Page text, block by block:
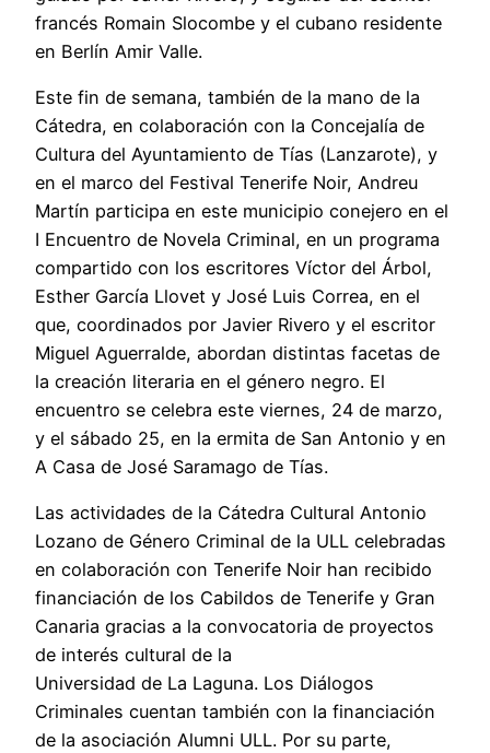
francés Romain Slocombe y el cubano residente
en Berlín Amir Valle.
Este fin de semana, también de la mano de la
Cátedra, en colaboración con la Concejalía de
Cultura del Ayuntamiento de Tías (Lanzarote), y
en el marco del Festival Tenerife Noir, Andreu
Martín participa en este municipio conejero en el
I Encuentro de Novela Criminal, en un programa
compartido con los escritores Víctor del Árbol,
Esther García Llovet y José Luis Correa, en el
que, coordinados por Javier Rivero y el escritor
Miguel Aguerralde, abordan distintas facetas de
la creación literaria en el género negro. El
encuentro se celebra este viernes, 24 de marzo,
y el sábado 25, en la ermita de San Antonio y en
A Casa de José Saramago de Tías.
Las actividades de la Cátedra Cultural Antonio
Lozano de Género Criminal de la ULL celebradas
en colaboración con Tenerife Noir han recibido
financiación de los Cabildos de Tenerife y Gran
Canaria gracias a la convocatoria de proyectos
de interés cultural de la
Universidad de La Laguna. Los Diálogos
Criminales cuentan también con la financiación
de la asociación Alumni ULL. Por su parte,